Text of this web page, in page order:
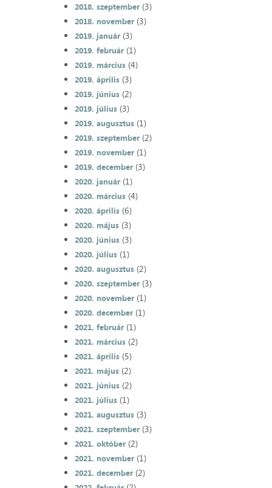
2018. szeptember(3)
2018. november(3)
2019. január(3)
2019. február(1)
2019. március(4)
2019. április(3)
2019. június(2)
2019. július(3)
2019. augusztus(1)
2019. szeptember(2)
2019. november(1)
2019. december(3)
2020. január(1)
2020. március(4)
2020. április(6)
2020. május(3)
2020. június(3)
2020. július(1)
2020. augusztus(2)
2020. szeptember(3)
2020. november(1)
2020. december(1)
2021. február(1)
2021. március(2)
2021. április(5)
2021. május(2)
2021. június(2)
2021. július(1)
2021. augusztus(3)
2021. szeptember(3)
2021. október(2)
2021. november(1)
2021. december(2)